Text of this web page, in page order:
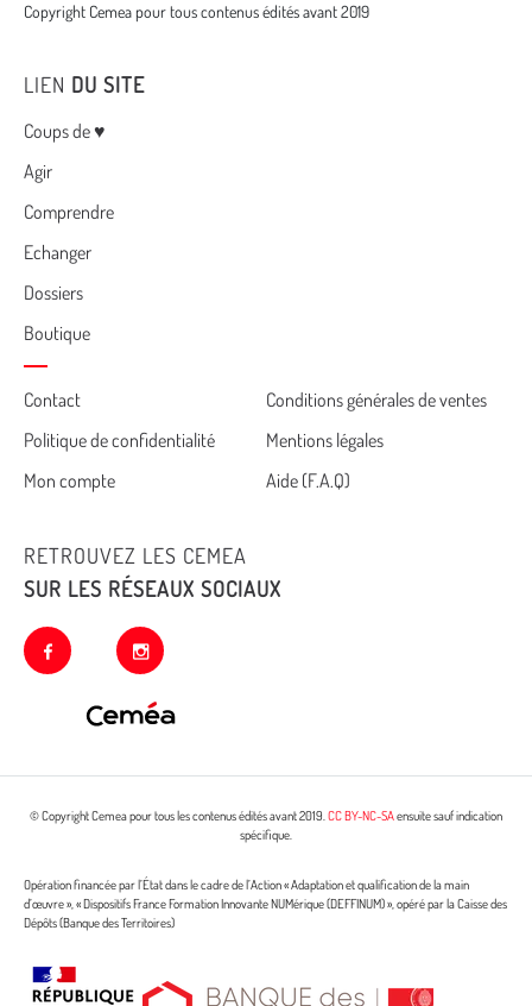
Copyright Cemea pour tous contenus édités avant 2019
LIEN DU SITE
Menu
Coups de ♥
Agir
Comprendre
Echanger
Dossiers
Boutique
Cemea
footer
Contact
Conditions générales de ventes
Politique de confidentialité
Mentions légales
Mon compte
Aide (F.A.Q)
RETROUVEZ LES CEMEA
SUR LES RÉSEAUX SOCIAUX
facebook instagram
© Copyright Cemea pour tous les contenus édités avant 2019.CC BY-NC-SAensuite sauf indication
spécifique.
Opération financée par l’État dans le cadre de l’Action « Adaptation et qualification de la main
d’œuvre », « Dispositifs France Formation Innovante NUMérique (DEFFINUM) », opéré par la Caisse des
Dépôts (Banque des Territoires)